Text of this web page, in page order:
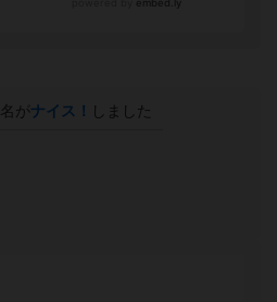
名がナイス！ しました